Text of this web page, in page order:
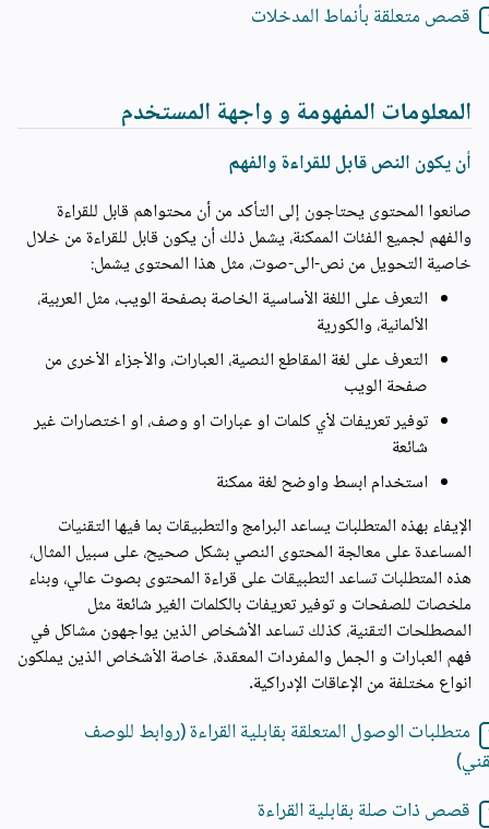
قصص متعلقة بأنماط المدخلات
المعلومات المفهومة و واجهة المستخدم
أن يكون النص قابل للقراءة والفهم
صانعوا المحتوى يحتاجون إلى التأكد من أن محتواهم قابل للقراءة
والفهم لجميع الفئات الممكنة، يشمل ذلك أن يكون قابل للقراءة من خلال
خاصية التحويل من نص-الى-صوت، مثل هذا المحتوى يشمل:
التعرف على اللغة الأساسية الخاصة بصفحة الويب، مثل العربية،
الألمانية، والكورية
التعرف على لغة المقاطع النصية، العبارات، والأجزاء الأخرى من
صفحة الويب
توفير تعريفات لأي كلمات او عبارات او وصف، او اختصارات غير
شائعة
استخدام ابسط واوضح لغة ممكنة
الإيفاء بهذه المتطلبات يساعد البرامج والتطبيقات بما فيها التقنيات
المساعدة على معالجة المحتوى النصي بشكل صحيح، على سبيل المثال،
هذه المتطلبات تساعد التطبيقات على قراءة المحتوى بصوت عالي، وبناء
ملخصات للصفحات و توفير تعريفات بالكلمات الغير شائعة مثل
المصطلحات التقنية، كذلك تساعد الأشخاص الذين يواجهون مشاكل في
فهم العبارات و الجمل والمفردات المعقدة، خاصة الأشخاص الذين يملكون
انواع مختلفة من الإعاقات الإدراكية.
متطلبات الوصول المتعلقة بقابلية القراءة (روابط للوصف
قصص ذات صلة بقابلية القراءة